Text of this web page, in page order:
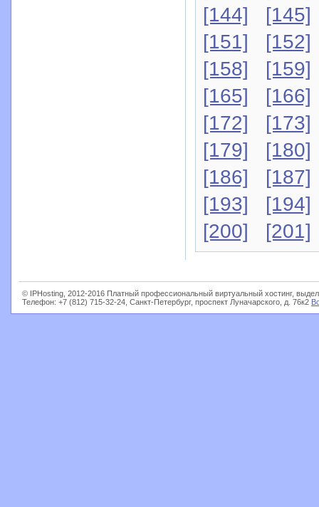
[144]
[145]
[151]
[152]
[158]
[159]
[165]
[166]
[172]
[173]
[179]
[180]
[186]
[187]
[193]
[194]
[200]
[201]
© IPHosting, 2012-2016 Платный профессиональный виртуальный хостинг,
Телефон: +7 (812) 715-32-24, Санкт-Петербург, проспект Луначарского, д. 76к2